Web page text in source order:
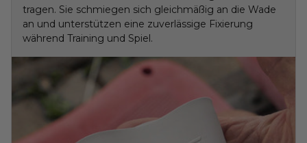
tragen. Sie schmiegen sich gleichmäßig an die Wade
an und unterstützen eine zuverlässige Fixierung
während Training und Spiel.